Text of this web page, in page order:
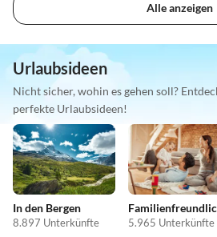
Alle anzeigen
Urlaubsideen
Nicht sicher, wohin es gehen soll?
perfekte Urlaubsideen!
In den Bergen
8.897 Unterkünfte 5.965 Unterkünfte